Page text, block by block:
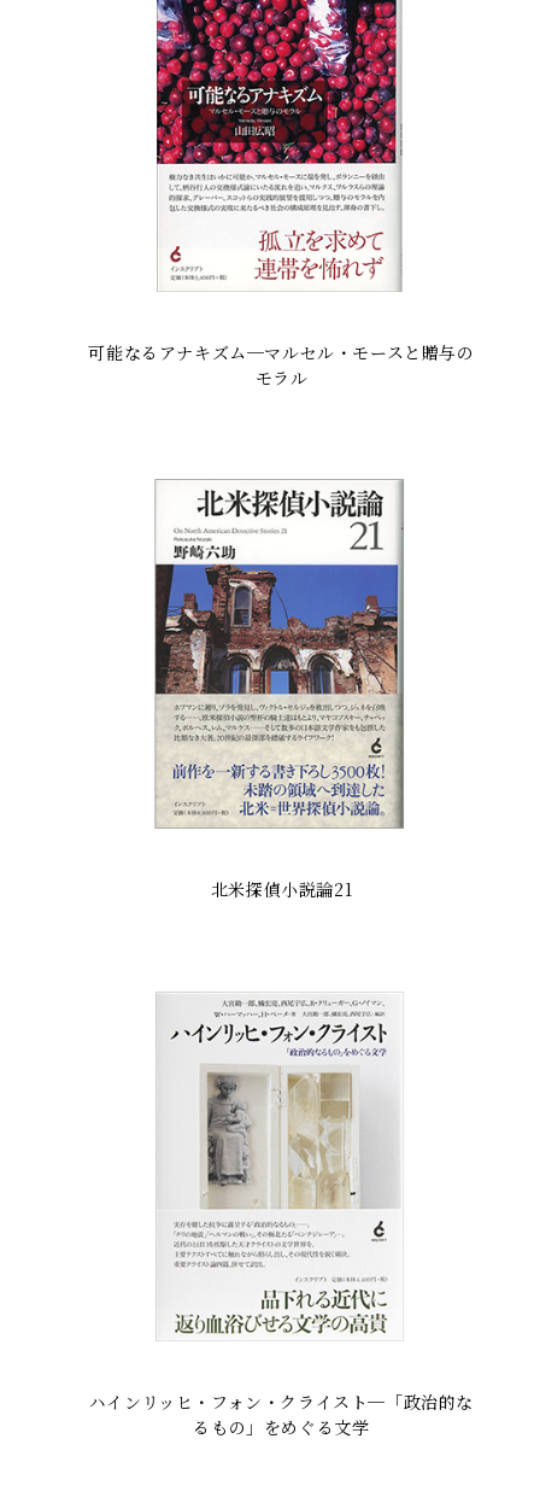
可能なるアナキズム─マルセル・モースと贈与の
モラル
北米探偵小説論21
ハインリッヒ・フォン・クライスト─「政治的な
るもの」をめぐる文学